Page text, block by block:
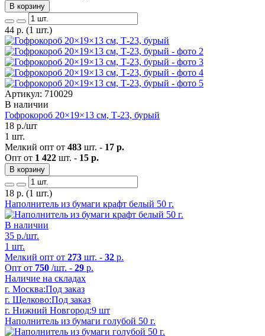
В корзину
44 р. (1 шт.)
Артикул: 710029
В наличии
Гофрокороб 20×19×13 см, Т-23, бурый
18 р./шт
1 шт.
Мелкий опт от 483 шт. - 17 р.
Опт от 1 422 шт. - 15 р.
В корзину
18 р. (1 шт.)
Наполнитель из бумаги крафт белый 50 г.
В наличии
35 р./шт.
1 шт.
Мелкий опт от 273 шт. - 32 р.
Опт от 750 /шт. - 29 р.
Наличие на складах
г. Москва:Под заказ
г. Щелково:Под заказ
г. Нижний Новгород:9 шт
Наполнитель из бумаги голубой 50 г.